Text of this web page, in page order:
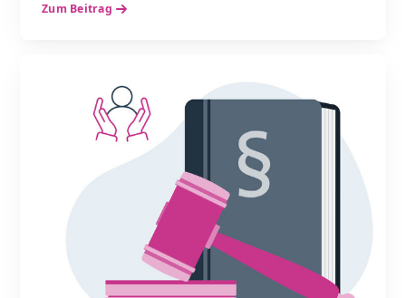
Zum Beitrag